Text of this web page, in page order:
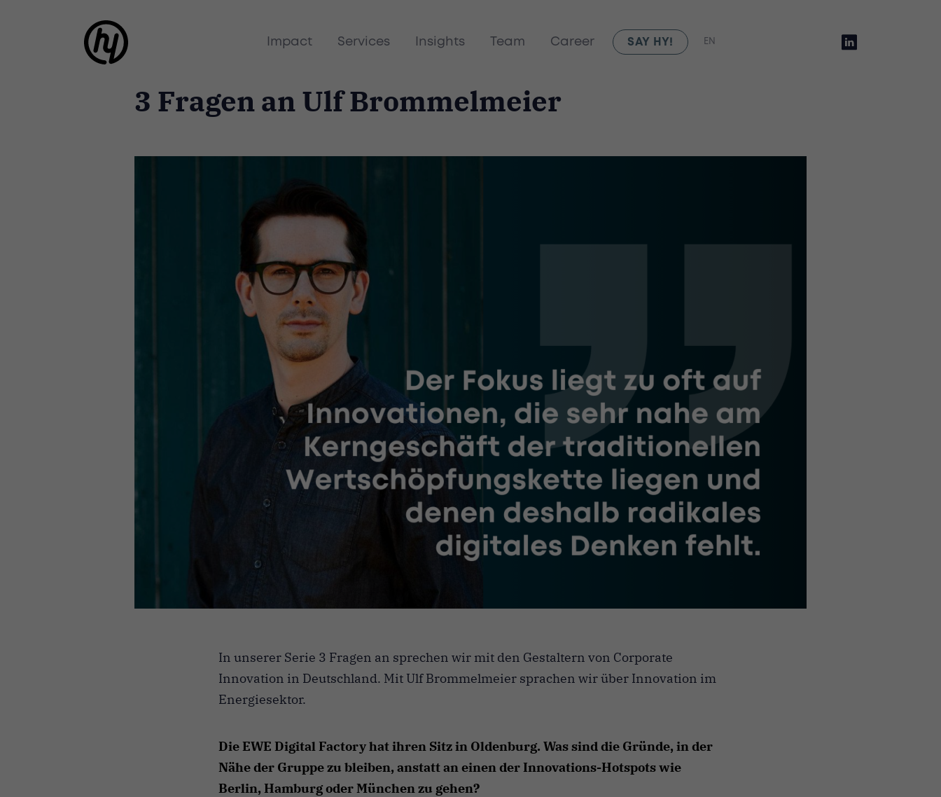
Impact Services Insights Team Career SAY HY! EN
3 Fragen an Ulf Brommelmeier
In unserer Serie 3 Fragen an sprechen wir mit den Gestaltern von Corporate
Innovation in Deutschland. Mit Ulf Brommelmeier sprachen wir über Innovation im
Energiesektor.
Die EWE Digital Factory hat ihren Sitz in Oldenburg. Was sind die Gründe, in der
Nähe der Gruppe zu bleiben, anstatt an einen der Innovations-Hotspots wie
Berlin, Hamburg oder München zu gehen?